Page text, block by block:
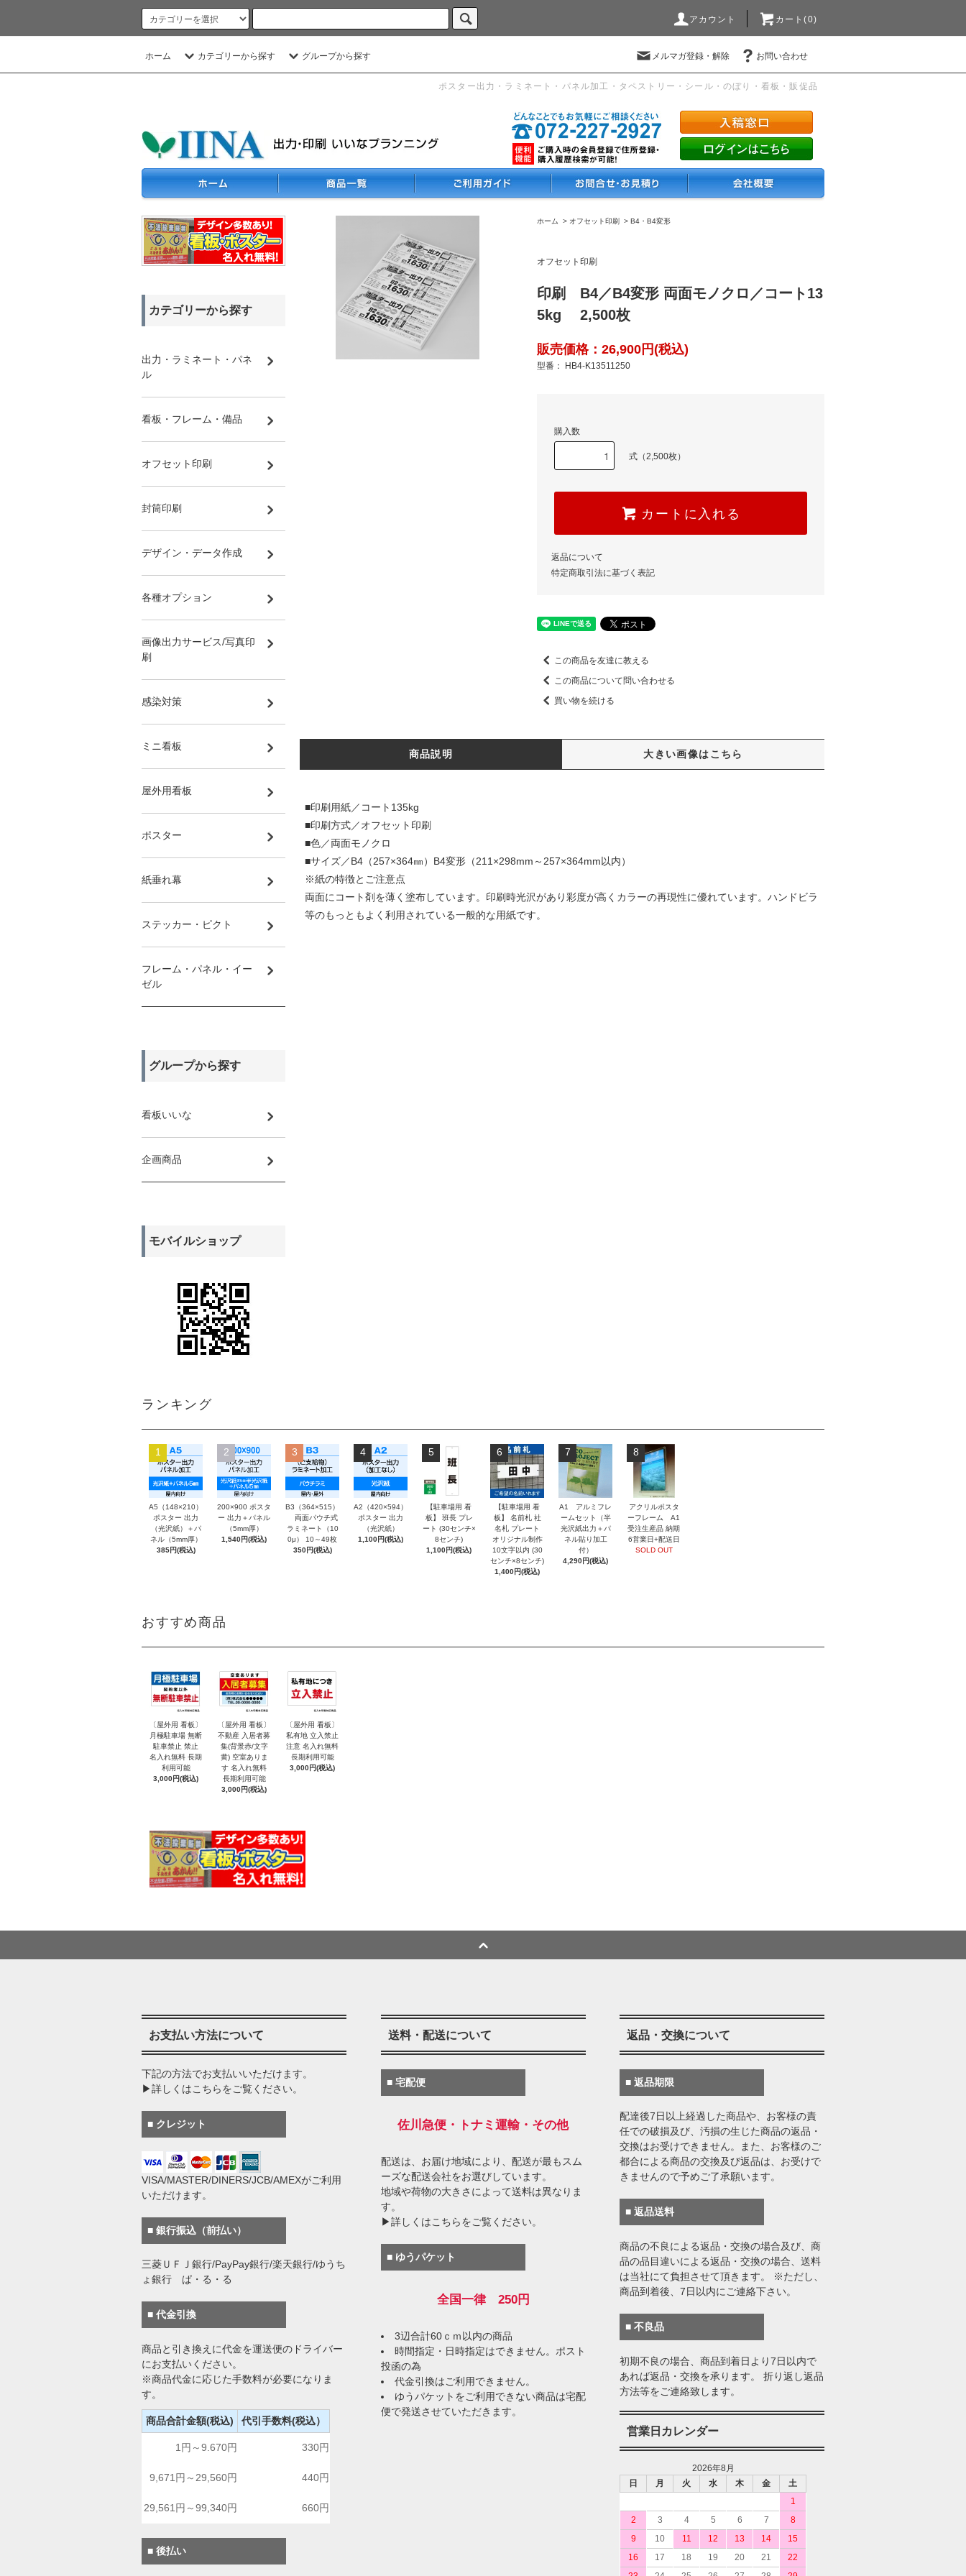
アカウント カート(0)
ホーム カテゴリーから探す グループから探す メルマガ登録・解除 お問い合わせ
ポスター出力・ラミネート・パネル加工・タペストリー・シール・のぼり・看板・販促品
ホーム > オフセット印刷 > B4・B4変形
オフセット印刷
印刷 B4／B4変形 両面モノクロ／コート13
5kg 2,500枚
販売価格：26,900円(税込)
型番： HB4-K13511250
購入数
式（2,500枚）
カートに入れる
返品について
特定商取引法に基づく表記
この商品を友達に教える
この商品について問い合わせる
買い物を続ける
商品説明 大きい画像はこちら
■印刷用紙／コート135kg
■印刷方式／オフセット印刷
■色／両面モノクロ
■サイズ／B4（257×364㎜）B4変形（211×298mm～257×364mm以内）
※紙の特徴とご注意点
両面にコート剤を薄く塗布しています。印刷時光沢があり彩度が高くカラーの再現性に優れています。ハンドビラ
等のもっともよく利用されている一般的な用紙です。
カテゴリーから探す
出力・ラミネート・パネ
ル
看板・フレーム・備品
オフセット印刷
封筒印刷
デザイン・データ作成
各種オプション
画像出力サービス/写真印
刷
感染対策
ミニ看板
屋外用看板
ポスター
紙垂れ幕
ステッカー・ピクト
フレーム・パネル・イー
ゼル
グループから探す
看板いいな
企画商品
モバイルショップ
ランキング
1
A5（148×210）
ポスター 出力
（光沢紙）＋パ
ネル（5mm厚）
385円(税込)
2
200×900 ポスタ
ー 出力＋パネル
（5mm厚）
1,540円(税込)
3
B3（364×515）
両面パウチ式
ラミネート（10
0μ） 10～49枚
350円(税込)
4
A2（420×594）
ポスター 出力
（光沢紙）
1,100円(税込)
5
【駐車場用 看
板】 班長 プレ
ート (30センチ×
8センチ)
1,100円(税込)
6
【駐車場用 看
板】 名前札 社
名札 プレート
オリジナル制作
10文字以内 (30
センチ×8センチ)
1,400円(税込)
7
A1 アルミフレ
ームセット（半
光沢紙出力＋パ
ネル貼り加工
付）
4,290円(税込)
8
アクリルポスタ
ーフレーム A1
受注生産品 納期
6営業日+配送日
SOLD OUT
おすすめ商品
〔屋外用 看板〕
月極駐車場 無断
駐車禁止 禁止
名入れ無料 長期
利用可能
3,000円(税込)
〔屋外用 看板〕
不動産 入居者募
集(背景赤/文字
黄) 空室ありま
す 名入れ無料
長期利用可能
3,000円(税込)
〔屋外用 看板〕
私有地 立入禁止
注意 名入れ無料
長期利用可能
3,000円(税込)
お支払い方法について
下記の方法でお支払いいただけます。
▶詳しくはこちらをご覧ください。
■ クレジット
VISA/MASTER/DINERS/JCB/AMEXがご利用
いただけます。
■ 銀行振込（前払い）
三菱ＵＦＪ銀行/PayPay銀行/楽天銀行/ゆうち
ょ銀行 ぱ・る・る
■ 代金引換
商品と引き換えに代金を運送便のドライバー
にお支払いください。
※商品代金に応じた手数料が必要になりま
す。
商品合計金額(税込) 代引手数料(税込）
1円～9.670円 330円
9,671円～29,560円 440円
29,561円～99,340円 660円
■ 後払い
送料・配送について
■ 宅配便
佐川急便・トナミ運輸・その他
配送は、お届け地域により、配送が最もスム
ーズな配送会社をお選びしています。
地域や荷物の大きさによって送料は異なりま
す。
▶詳しくはこちらをご覧ください。
■ ゆうパケット
全国一律 250円
3辺合計60ｃｍ以内の商品
時間指定・日時指定はできません。ポスト
投函の為
代金引換はご利用できません。
ゆうパケットをご利用できない商品は宅配
便で発送させていただきます。
返品・交換について
■ 返品期限
配達後7日以上経過した商品や、お客様の責
任での破損及び、汚損の生じた商品の返品・
交換はお受けできません。また、お客様のご
都合による商品の交換及び返品は、お受けで
きませんので予めご了承願います。
■ 返品送料
商品の不良による返品・交換の場合及び、商
品の品目違いによる返品・交換の場合、送料
は当社にて負担させて頂きます。 ※ただし、
商品到着後、7日以内にご連絡下さい。
■ 不良品
初期不良の場合、商品到着日より7日以内で
あれば返品・交換を承ります。 折り返し返品
方法等をご連絡致します。
営業日カレンダー
2026年8月
日
月 火 水 木 金
土
1
2
3 4 5 6 7
8
9
10 11 12 13 14
15
16
17 18 19 20 21
22